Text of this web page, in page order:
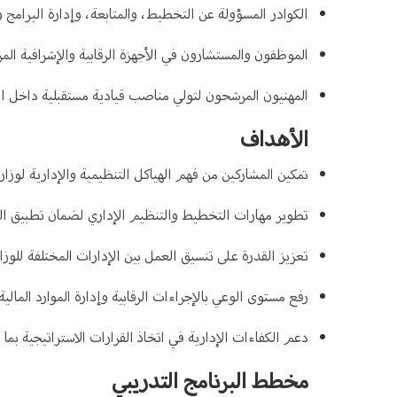
الكوادر المسؤولة عن التخطيط، والمتابعة، وإدارة
الموظفون والمستشارون في الأجهزة الرقابية والإشرافية
المهنيون المرشحون لتولي مناصب قيادية مستقبلية داخل
الأهداف
تمكين المشاركين من فهم الهياكل التنظيمية والإدارية
تطوير مهارات التخطيط والتنظيم الإداري لضمان تطبيق
تعزيز القدرة على تنسيق العمل بين الإدارات المختلفة
رفع مستوى الوعي بالإجراءات الرقابية وإدارة الموارد
دعم الكفاءات الإدارية في اتخاذ القرارات
مخطط البرنامج التدريبي